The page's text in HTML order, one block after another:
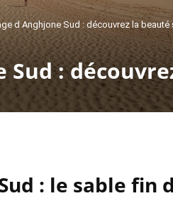
d Anghjone Sud : découvrez la beauté
Sud :
: le sable